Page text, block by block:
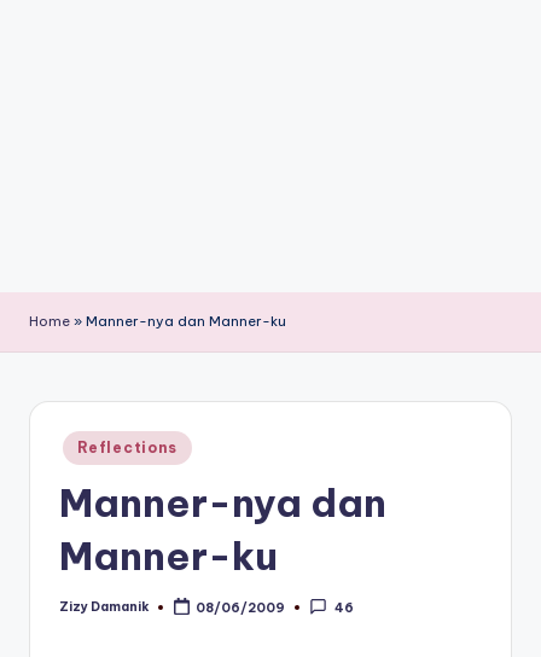
Home » Manner-nya dan Manner-ku
Posted
in
Reflections
Manner-nya dan
Manner-ku
Posted
Zizy Damanik 08/06/2009 46